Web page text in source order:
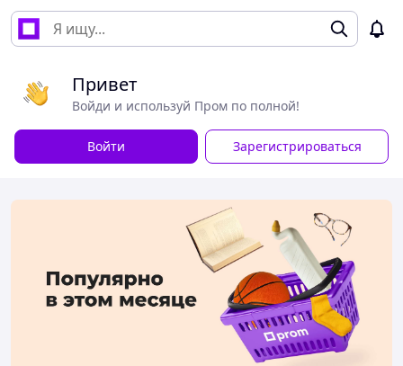
Привет
Войди и используй Пром по полной!
Войти Зарегистрироваться